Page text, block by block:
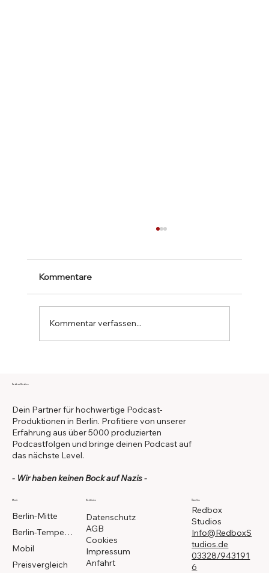
Redbox Studios
Dein Partner für hochwertige Podcast-
Produktionen in Berlin. Profitiere von unserer
Erfahrung aus über 5000 produzierten
Podcastfolgen und bringe deinen Podcast auf
das nächste Level.
- Wir haben keinen Bock auf Nazis -
Menü
Berlin-Mitte
Berlin-Tempelhof
Mobil
Preisvergleich
Richtlinien
Datenschutz
AGB
Cookies
Impressum
Anfahrt
Über Uns
Redbox
Studios
Info@RedboxS
tudios.de
03328/943191
6
Kommentare
Kommentar verfassen...